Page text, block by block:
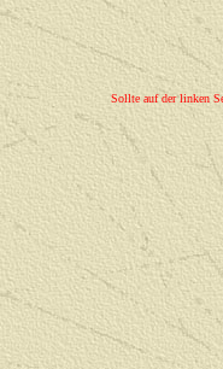
Sollte auf der linken